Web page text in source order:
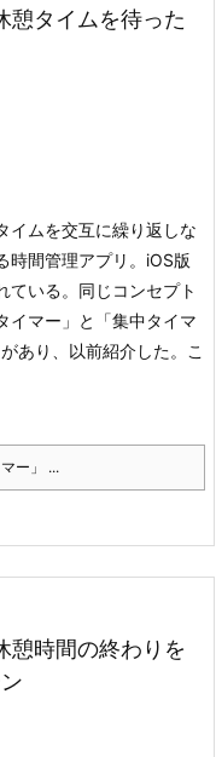
憩タイムを待った
イムを交互に繰り返しな
時間管理アプリ。iOS版
いる。 同じコンセプト
イマー」と「集中タイマ
あり、以前紹介した。こ
ー」 ...
憩時間の終わりを